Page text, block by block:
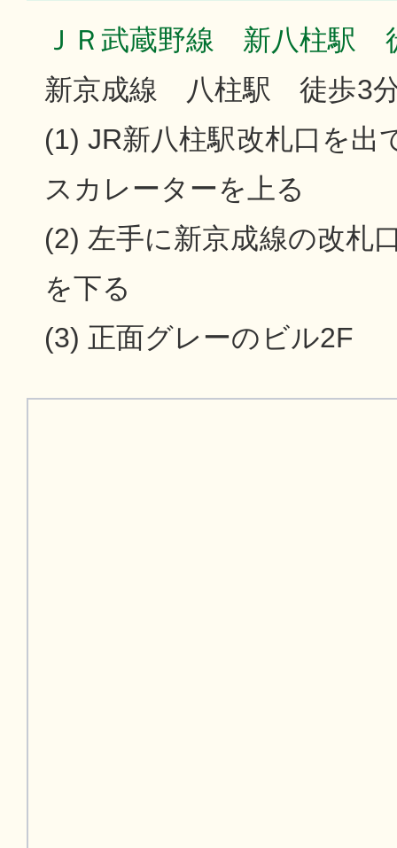
ＪＲ武蔵野線 新八柱駅
新京成線 八柱駅 徒歩3
(1) JR新八柱駅改札口を出
スカレーターを上る
(2) 左手に新京成線の改札
を下る
(3) 正面グレーのビル2F